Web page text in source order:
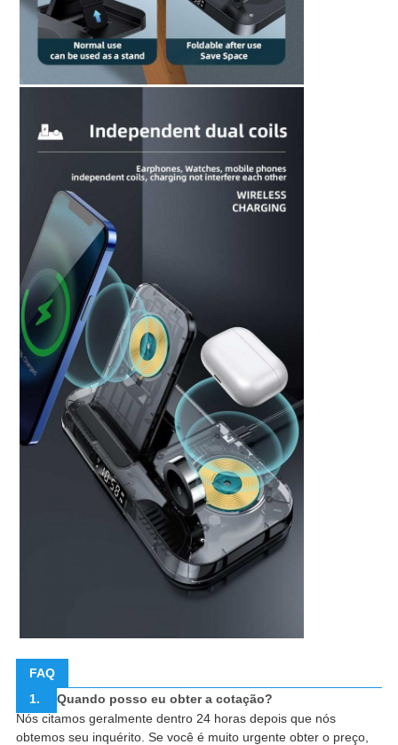
FAQ
1.
Quando posso eu obter a cotação?
Nós citamos geralmente dentro 24 horas depois que nós
obtemos seu inquérito. Se você é muito urgente obter o preço,